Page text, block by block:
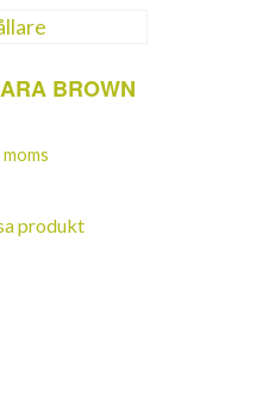
BROWN
moms
produkt